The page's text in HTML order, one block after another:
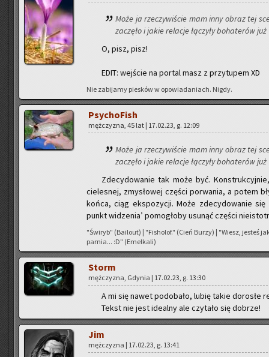
Może ja rze­czy­wi­ście mam inny obraz tej
za­czę­ło i jakie re­la­cje łą­czy­ły bo­ha­te­rów
O, pisz, pisz!
EDIT: wej­ście na por­tal masz z przy­tu­pem XD
Nie za­bi­ja­my pie­sków w opo­wia­da­niach. Nigdy.
Psy­cho­Fish
męż­czy­zna, 45 lat | 17.02.23, g. 12:09
Może ja rze­czy­wi­ście mam inny obraz tej
za­czę­ło i jakie re­la­cje łą­czy­ły bo­ha­te­rów
Zde­cy­do­wa­nie tak może być.
cie­le­snej, zmy­sło­wej czę­ści po­rwa­nia, a potem
końca, ciąg eks­po­zy­cji. Może zde­cy­do­wa­nie
punkt wi­dze­nia’ po­mo­gło­by usu­nąć czę­ści
"Świ­ryb" (Ba­ilo­ut) | "Fi­sho­lof." (Cień Burzy) | "Wiesz,
par­nia... :D" (Emel­ka­li)
Storm
męż­czy­zna, Gdy­nia | 17.02.23, g. 13:30
A mi się nawet po­do­ba­ło, lubię takie do­ro­słe
Tekst nie jest ide­al­ny ale czy­ta­ło się do­brze!
Jim
męż­czy­zna | 17.02.23, g. 13:41